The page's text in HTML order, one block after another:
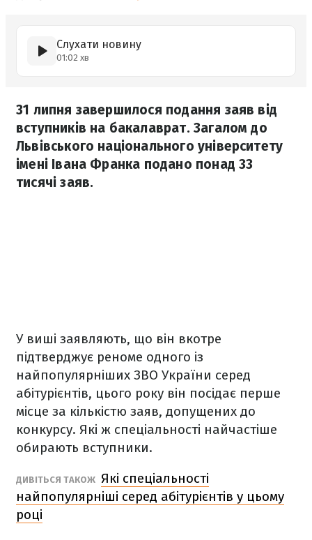
Слухати новину
01:02 хв
31 липня завершилося подання заяв від
вступників на бакалаврат. Загалом до
Львівського національного університету
імені Івана Франка подано понад 33
тисячі заяв.
У виші заявляють, що він вкотре
підтверджує реноме одного із
найпопулярніших ЗВО України серед
абітурієнтів, цього року він посідає перше
місце за кількістю заяв, допущених до
конкурсу. Які ж спеціальності найчастіше
обирають вступники.
ДИВІТЬСЯ ТАКОЖ Які спеціальності
найпопулярніші серед абітурієнтів у цьому
році